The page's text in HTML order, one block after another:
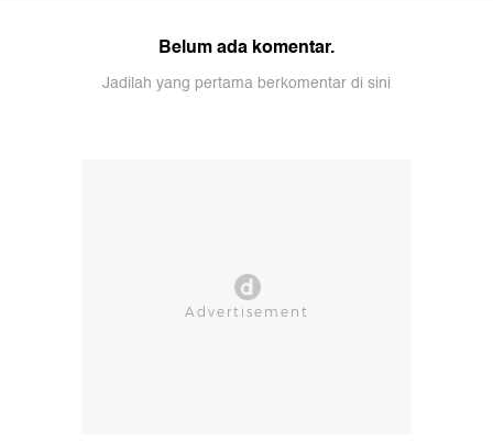
Belum ada komentar.
Jadilah yang pertama berkomentar di sini